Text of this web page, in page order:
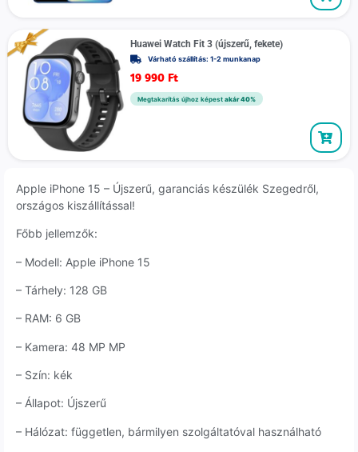
Huawei Watch Fit 3 (újszerű, fekete)
Várható szállítás: 1-2 munkanap
19 990 Ft
Megtakarítás újhoz képest akár 40%
Apple iPhone 15 – Újszerű, garanciás készülék Szegedről,
országos kiszállítással!
Főbb jellemzők:
– Modell: Apple iPhone 15
– Tárhely: 128 GB
– RAM: 6 GB
– Kamera: 48 MP MP
– Szín: kék
– Állapot: Újszerű
– Hálózat: független, bármilyen szolgáltatóval használható